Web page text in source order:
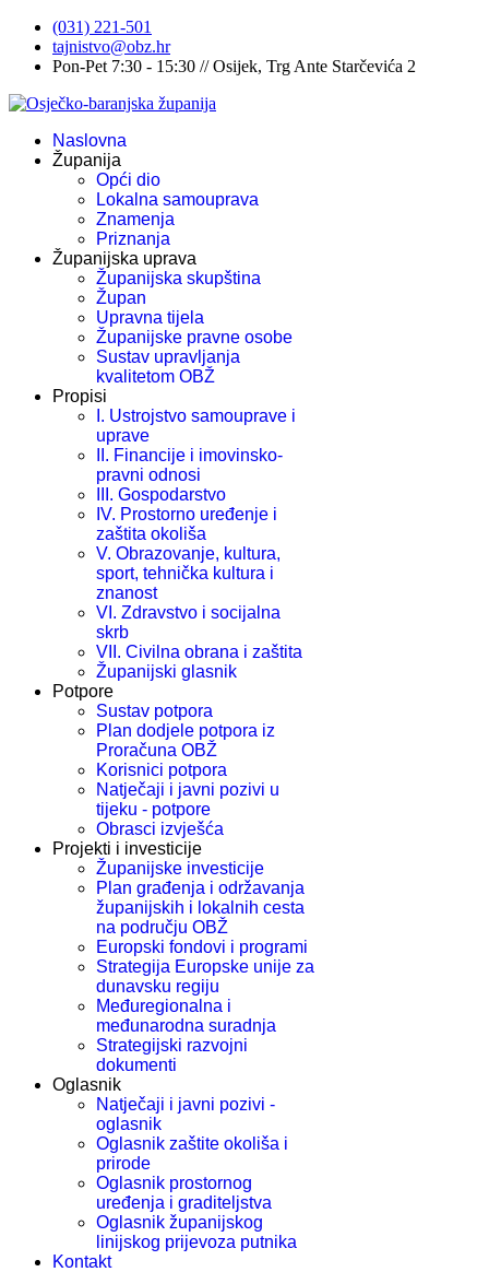
(031) 221-501
tajnistvo@obz.hr
Pon-Pet 7:30 - 15:30 // Osijek, Trg Ante Starčevića 2
Naslovna
Županija
Opći dio
Lokalna samouprava
Znamenja
Priznanja
Županijska uprava
Županijska skupština
Župan
Upravna tijela
Županijske pravne osobe
Sustav upravljanja
kvalitetom OBŽ
Propisi
I. Ustrojstvo samouprave i
uprave
II. Financije i imovinsko-
pravni odnosi
III. Gospodarstvo
IV. Prostorno uređenje i
zaštita okoliša
V. Obrazovanje, kultura,
sport, tehnička kultura i
znanost
VI. Zdravstvo i socijalna
skrb
VII. Civilna obrana i zaštita
Županijski glasnik
Potpore
Sustav potpora
Plan dodjele potpora iz
Proračuna OBŽ
Korisnici potpora
Natječaji i javni pozivi u
tijeku - potpore
Obrasci izvješća
Projekti i investicije
Županijske investicije
Plan građenja i održavanja
županijskih i lokalnih cesta
na području OBŽ
Europski fondovi i programi
Strategija Europske unije za
dunavsku regiju
Međuregionalna i
međunarodna suradnja
Strategijski razvojni
dokumenti
Oglasnik
Natječaji i javni pozivi -
oglasnik
Oglasnik zaštite okoliša i
prirode
Oglasnik prostornog
uređenja i graditeljstva
Oglasnik županijskog
linijskog prijevoza putnika
Kontakt